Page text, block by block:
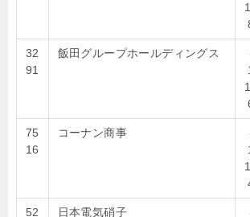
1.
32
91
飯田グループホールディングス
1.
75
16
コーナン商事
1.
52
日本電気硝子